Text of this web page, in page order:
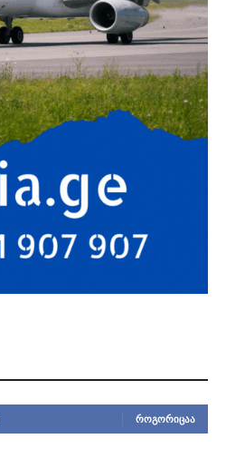
ᲠᲝᲒᲝᲠᲘᲪᲐᲐ